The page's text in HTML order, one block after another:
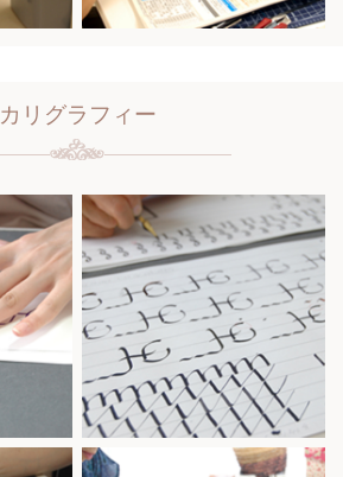
カリグラフィー